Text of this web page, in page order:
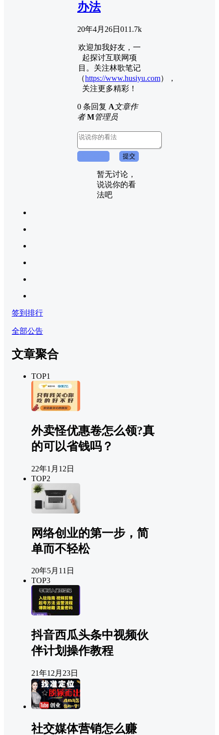
办法
20年4月26日 011.7k
欢迎加我好友，一
起探讨互联网项
目。关注林歌笔记
（https://www.husiyu.com），
关注更多精彩！
0 条回复 A文章作
者 M管理员
提交
暂无讨论，
说说你的看
法吧
签到排行
全部公告
文章聚合
TOP1
外卖怪优惠卷怎么领?真
的可以省钱吗？
22年1月12日
TOP2
网络创业的第一步，简
单而不轻松
20年5月11日
TOP3
抖音西瓜头条中视频伙
伴计划操作教程
21年12月23日
社交媒体营销怎么赚